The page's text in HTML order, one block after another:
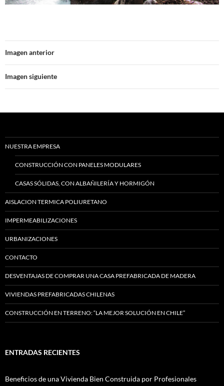
Imagen anterior
Imagen siguiente
NUESTRA EMPRESA
CONSTRUCCIÓN CON PANELES MODULARES
CASAS SÓLIDAS, CON ALBAÑILERÍA Y HORMIGÓN
AISLACION TERMICA POLIURETANO
IMPERMEABILIZACIONES
URBANIZACIONES
CONTACTO
DESVENTAJAS DE COMPRAR UNA CASA PREFABRICADA DE MADERA
VIVIENDAS PREFABRICADAS CHILENAS
CONSTRUCCIÓN EN TERRENO: “LA MEJOR SOLUCIÓN EN CHILE”
ENTRADAS RECIENTES
Beneficios de una Vivienda Bien Construida por Profesionales